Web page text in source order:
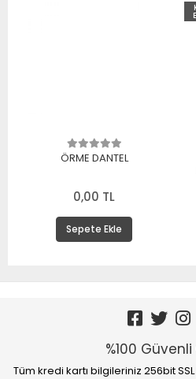
ÖRME DANTEL
0,00 TL
Sepete Ekle
%100
Tüm kredi kartı bilgileriniz 256bit